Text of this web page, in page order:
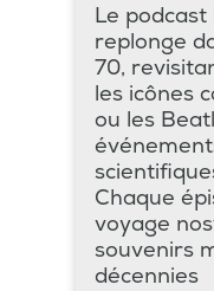
Le podcast
replonge
70,
les icônes
ou les
Chaque
voyage
souvenirs
décennies